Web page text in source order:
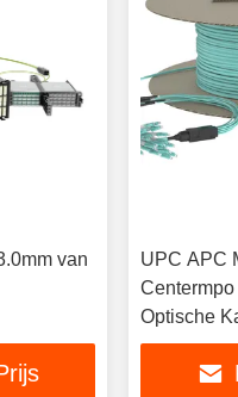
van
UPC APC
Optische
Vezelflard